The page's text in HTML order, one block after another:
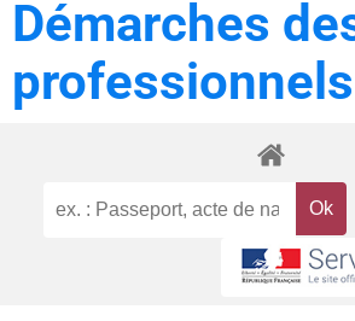
Démarches
professionnels